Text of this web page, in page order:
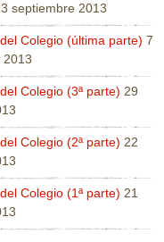
septiembre 2013
Colegio (última parte) 7
2013
Colegio (3ª parte) 29
Colegio (2ª parte) 22
Colegio (1ª parte) 21